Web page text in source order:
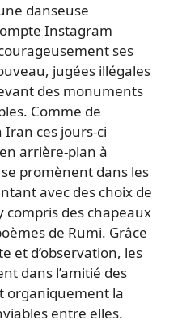
danseuse
Instagram
ses
jugées illégales
des monuments
Comme de
ces jours-ci
arrière-plan à
promènent dans les
avec des choix de
compris des chapeaux
de Rumi. Grâce
et d’observation, les
dans l’amitié des
organiquement la
entre elles.